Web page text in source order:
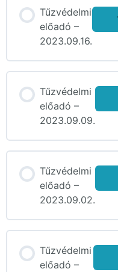
Tűzvédelmi
előadó –
2023.09.16.
Tűzvédelmi
előadó –
2023.09.09.
Tűzvédelmi
előadó –
2023.09.02.
Tűzvédelmi
előadó –